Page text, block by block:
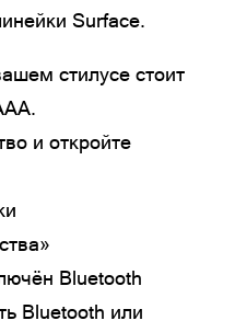
Surface.
стилусе стоит
и откройте
Bluetooth
Bluetooth или